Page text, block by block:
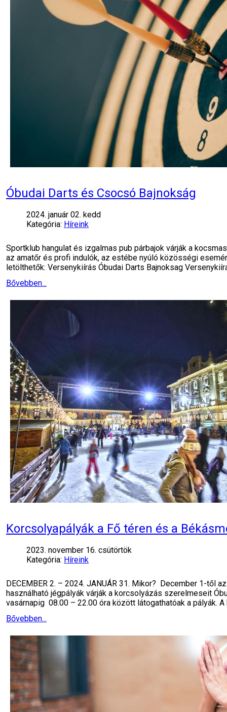
Óbudai Darts és Csocsó Bajnokság
2024. január 02. kedd
Kategória: Híreink
Sportklub hangulat és izgalmas pub párbajok várják a
az amatőr és profi indulók, az estébe nyúló közösségi
letölthetők: Versenykiírás Óbudai Darts Bajnoksag
Bővebben...
Korcsolyapályák a Fő téren és a
2023. november 16. csütörtök
Kategória: Híreink
DECEMBER 2. – 2024. JANUÁR 31. Mikor? December 1-től
használható jégpályák várják a korcsolyázás szerelmeseit
vasárnapig 08.00 – 22.00 óra között látogathatóak a pályák.
Bővebben...